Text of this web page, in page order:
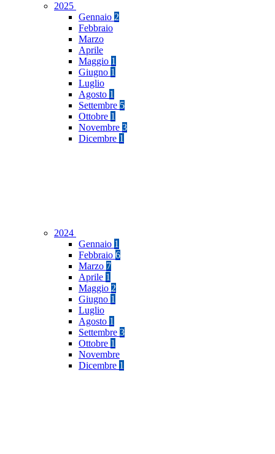
2025
Gennaio 2
Febbraio
Marzo
Aprile
Maggio 1
Giugno 1
Luglio
Agosto 1
Settembre 5
Ottobre 1
Novembre 3
Dicembre 1
2024
Gennaio 1
Febbraio 6
Marzo 7
Aprile 1
Maggio 2
Giugno 1
Luglio
Agosto 1
Settembre 3
Ottobre 1
Novembre
Dicembre 1